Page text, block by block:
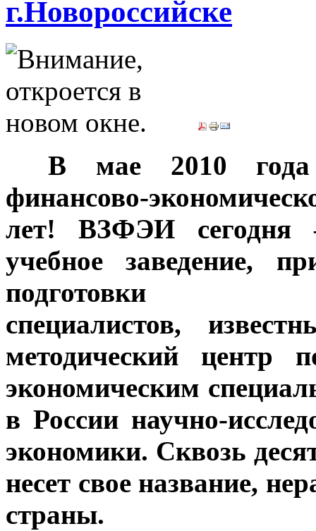
г.Новороссийске
В мае 2010 года
финансово-
лет! ВЗФЭИ сегодня
учебное заведение,
подготовки
специалистов,
методический центр
экономическим
в России научно-
экономики. Сквозь
несет свое название,
страны.